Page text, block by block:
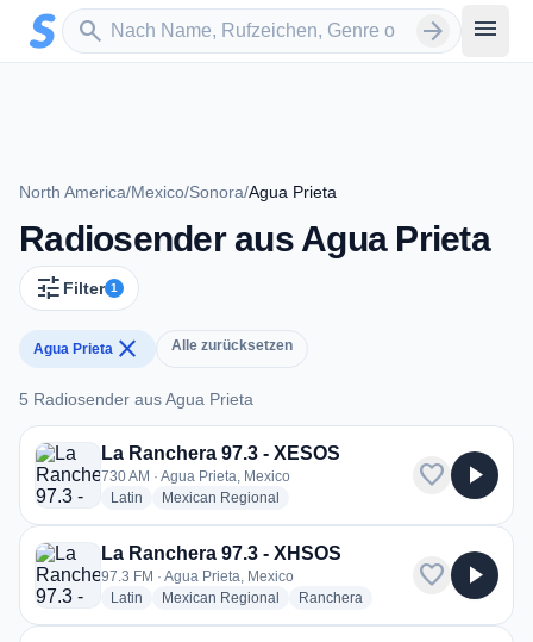
Zum Hauptinhalt springen
search
Sender suchen arrow_forward menu
North America/Mexico/Sonora/Agua Prieta
Radiosender aus Agua Prieta
tune Filter 1
Agua Prieta close Alle zurücksetzen
5 Radiosender aus Agua Prieta
5 Radiosender aus Agua Prieta
La Ranchera 97.3 - XESOS
730 AM · Agua Prieta, Mexico
Latin radio stations
Mexican Regional
favorite play_arrow
La Ranchera 97.3 - XHSOS
97.3 FM · Agua Prieta, Mexico
Latin radio stations
Mexican Regional radio stations
Ranchera
favorite play_arrow